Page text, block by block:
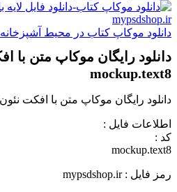
دانلود موکاپ کتاب در محیط آشپزخانه
دانلود رایگان موکاپ متن با
mockup.text8
دانلود رایگان موکاپ متن با افکت نئون
اطلاعات فايل :
کد :
mockup.text8
رمز فایل : mypsdshop.ir